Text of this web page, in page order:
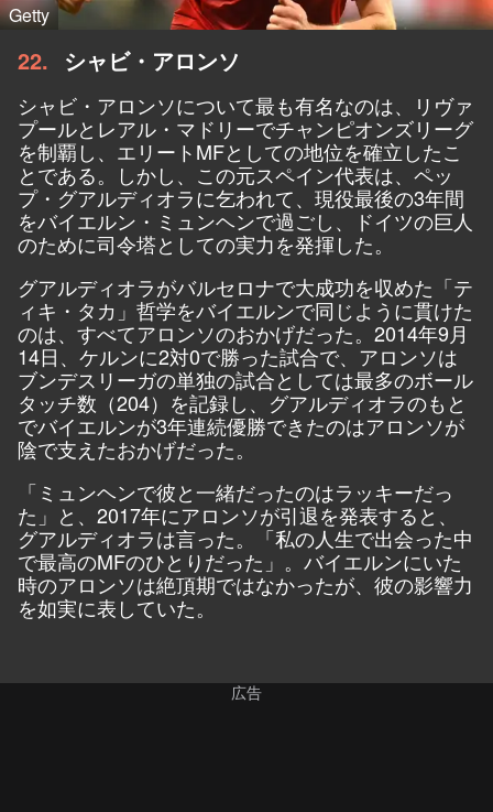
Getty
22 シャビ・アロンソ
シャビ・アロンソについて最も有名なのは、リヴァ
プールとレアル・マドリーでチャンピオンズリーグ
を制覇し、エリートMFとしての地位を確立したこ
とである。しかし、この元スペイン代表は、ペッ
プ・グアルディオラに乞われて、現役最後の3年間
をバイエルン・ミュンヘンで過ごし、ドイツの巨人
のために司令塔としての実力を発揮した。
グアルディオラがバルセロナで大成功を収めた「テ
ィキ・タカ」哲学をバイエルンで同じように貫けた
のは、すべてアロンソのおかげだった。2014年9月
14日、ケルンに2対0で勝った試合で、アロンソは
ブンデスリーガの単独の試合としては最多のボール
タッチ数（204）を記録し、グアルディオラのもと
でバイエルンが3年連続優勝できたのはアロンソが
陰で支えたおかげだった。
「ミュンヘンで彼と一緒だったのはラッキーだっ
た」と、2017年にアロンソが引退を発表すると、
グアルディオラは言った。「私の人生で出会った中
で最高のMFのひとりだった」。バイエルンにいた
時のアロンソは絶頂期ではなかったが、彼の影響力
を如実に表していた。